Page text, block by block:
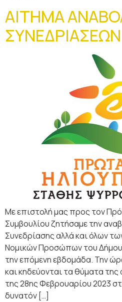
ΑΙΤΗΜΑ
ΣΥΝΕΔΡΙΑΣΕΩΝ
Με επιστολή μας προς τον
Συμβουλίου ζητήσαμε την
Συνεδρίασης αλλά και όλων
Νομικών Προσώπων του Δήμου
την επόμενη εβδομάδα. Την
και κηδεύονται τα θύματα
της 28ης Φεβρουαρίου 2023
δυνατόν […]